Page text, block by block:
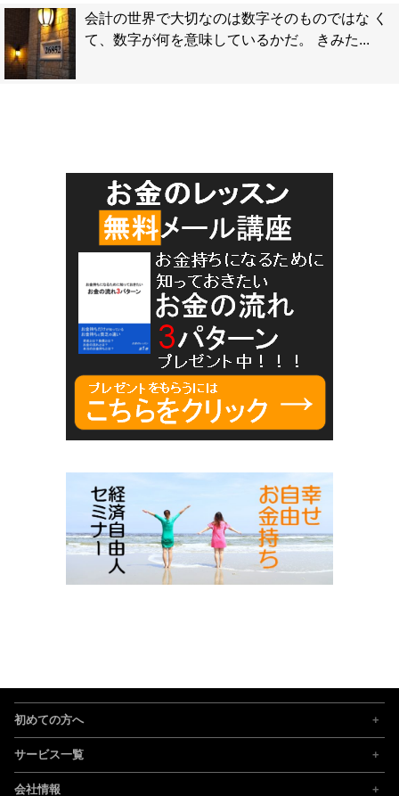
会計の世界で大切なのは数字そのものではな く
て、数字が何を意味しているかだ。 きみた...
初めての方へ
サービス一覧
会社情報